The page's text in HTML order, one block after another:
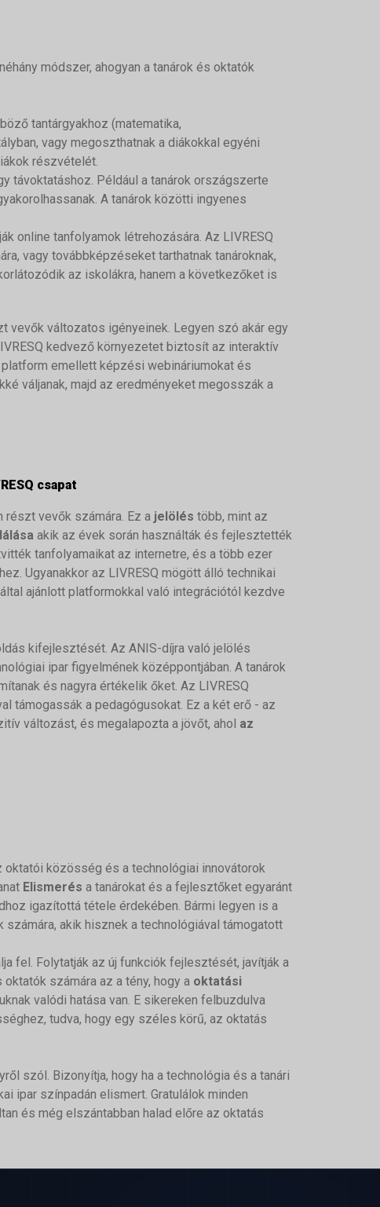
módszer, ahogyan a tanárok és oktatók
tantárgyakhoz (matematika,
vagy megoszthatnak a diákokkal egyéni
részvételét.
távoktatáshoz. Például a tanárok országszerte
A tanárok közötti ingyenes
online tanfolyamok létrehozására. Az LIVRESQ
vagy továbbképzéseket tarthatnak tanároknak,
az iskolákra, hanem a következőket is
vevők változatos igényeinek. Legyen szó akár egy
kedvező környezetet biztosít az interaktív
emellett képzési webináriumokat és
váljanak, majd az eredményeket megosszák a
csapat
részt vevők számára. Ez a jelölés több, mint az
akik az évek során használták és fejlesztették
tanfolyamaikat az internetre, és a több ezer
Ugyanakkor az LIVRESQ mögött álló technikai
ajánlott platformokkal való integrációtól kezdve
kifejlesztését. Az ANIS-díjra való jelölés
ipar figyelmének középpontjában. A tanárok
és nagyra értékelik őket. Az LIVRESQ
támogassák a pedagógusokat. Ez a két erő - az
változást, és megalapozta a jövőt, ahol az
oktatói közösség és a technológiai innovátorok
Elismerés a tanárokat és a fejlesztőket egyaránt
igazítottá tétele érdekében. Bármi legyen is a
akik hisznek a technológiával támogatott
fel. Folytatják az új funkciók fejlesztését, javítják a
számára az a tény, hogy a oktatási
valódi hatása van. E sikereken felbuzdulva
tudva, hogy egy széles körű, az oktatás
szól. Bizonyítja, hogy ha a technológia és a tanári
ipar színpadán elismert. Gratulálok minden
és még elszántabban halad előre az oktatás